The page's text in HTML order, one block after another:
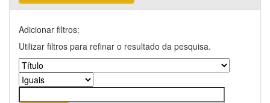
Adicionar filtros:
Utilizar filtros para refinar o resultado da pesquisa.